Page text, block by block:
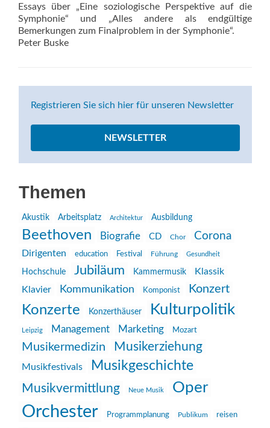
Essays über „Eine soziologische Perspektive auf die
Symphonie“ und „Alles andere als endgültige
Bemerkungen zum Fi­nalproblem in der Symphonie“.
Peter Buske
Registrieren Sie sich hier für unseren Newsletter
NEWSLETTER
Themen
Akustik Arbeitsplatz Architektur Ausbildung
Beethoven Biografie CD Chor Corona
Dirigenten education Festival Führung Gesundheit
Hochschule Jubiläum Kammermusik
Klassik
Klavier
Kommunikation Komponist Konzert
Konzerte Konzerthäuser Kulturpolitik
Leipzig Management Marketing Mozart
Musikermedizin Musikerziehung
Musikfestivals Musikgeschichte
Musikvermittlung Neue Musik Oper
Orchester Programmplanung Publikum reisen